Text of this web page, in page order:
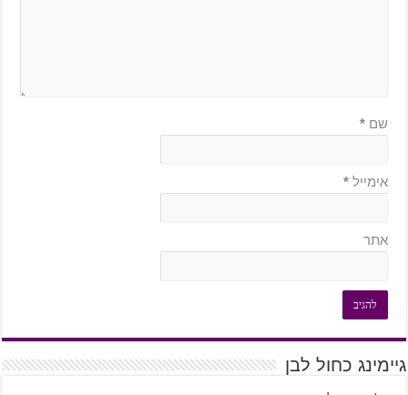
שם *
אימייל *
אתר
גיימינג כחול לבן